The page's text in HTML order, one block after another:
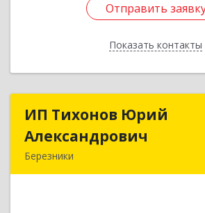
Отправить
Показать контакты
Отправить
Назад
ИП Тихонов Юрий
Александрович
Березники
ИП